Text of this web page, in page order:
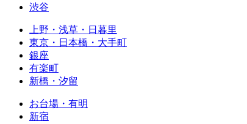
渋谷
上野・浅草・日暮里
東京・日本橋・大手町
銀座
有楽町
新橋・汐留
お台場・有明
新宿